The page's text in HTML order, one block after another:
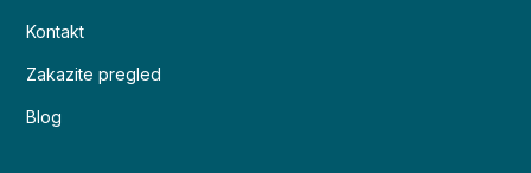
Kontakt
Zakazite pregled
Blog